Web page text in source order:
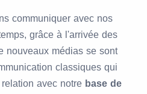
communiquer avec nos
grâce à l'arrivée des
nouveaux médias se sont
classiques qui
avec notre base de